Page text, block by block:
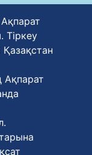
Тіркеу
Ақпарат